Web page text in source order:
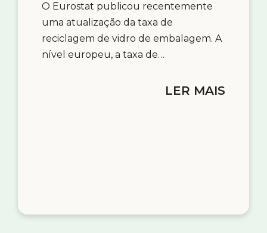
O Eurostat publicou recentemente
uma atualização da taxa de
reciclagem de vidro de embalagem. A
nível europeu, a taxa de…
LER MAIS